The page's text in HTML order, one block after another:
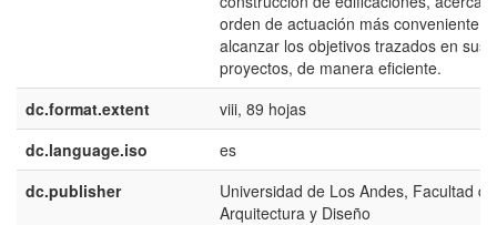
orden de actuación más conveniente
alcanzar los objetivos trazados en sus
proyectos, de manera eficiente.
dc.format.extent
viii, 89 hojas
dc.language.iso
es
dc.publisher
Universidad de Los Andes, Facultad de
Arquitectura y Diseño